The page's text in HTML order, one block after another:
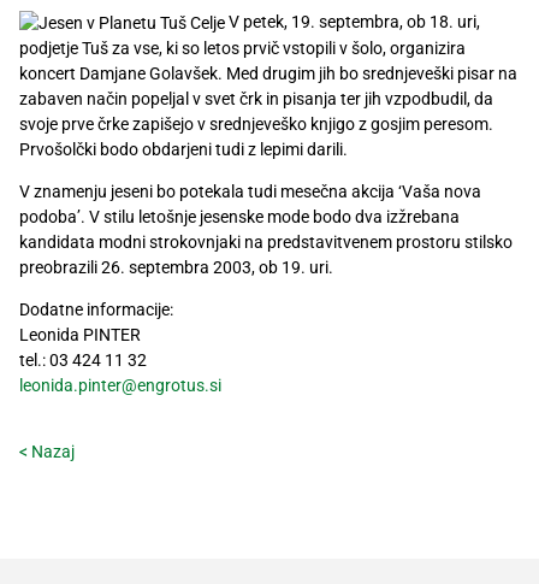
V petek, 19. septembra, ob 18. uri,
podjetje Tuš za vse, ki so letos prvič vstopili v šolo, organizira
koncert Damjane Golavšek. Med drugim jih bo srednjeveški pisar na
zabaven način popeljal v svet črk in pisanja ter jih vzpodbudil, da
svoje prve črke zapišejo v srednjeveško knjigo z gosjim peresom.
Prvošolčki bodo obdarjeni tudi z lepimi darili.
V znamenju jeseni bo potekala tudi mesečna akcija ‘Vaša nova
podoba’. V stilu letošnje jesenske mode bodo dva izžrebana
kandidata modni strokovnjaki na predstavitvenem prostoru stilsko
preobrazili 26. septembra 2003, ob 19. uri.
Dodatne informacije:
Leonida PINTER
tel.: 03 424 11 32
leonida.pinter@engrotus.si
< Nazaj